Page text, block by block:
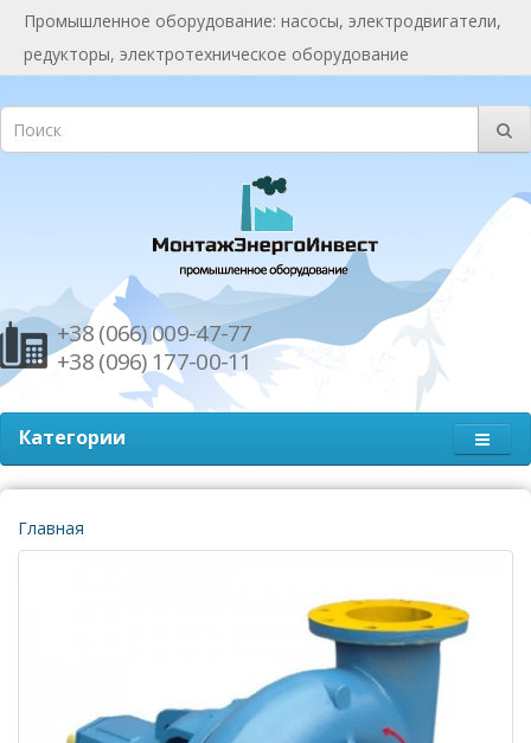
Промышленное оборудование: насосы, электродвигатели,
редукторы, электротехническое оборудование
+38 (066) 009-47-77
+38 (096) 177-00-11
Категории
Главная